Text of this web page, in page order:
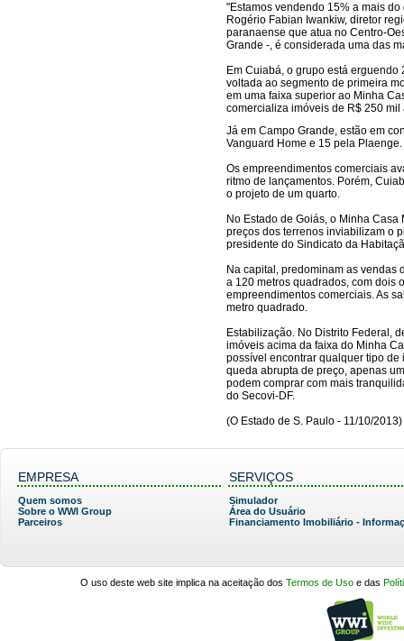
"Estamos vendendo 15% a mais
Rogério Fabian Iwankiw, diretor
paranaense que atua no Centro-
Grande -, é considerada uma das
Em Cuiabá, o grupo está
voltada ao segmento de primeira
em uma faixa superior ao Minha
comercializa imóveis de R$ 250 mil
Já em Campo Grande, estão em
Vanguard Home e 15 pela
Os empreendimentos comerciais
ritmo de lançamentos. Porém,
o projeto de um quarto.
No Estado de Goiás, o Minha
preços dos terrenos inviabilizam o
presidente do Sindicato da
Na capital, predominam as vendas
a 120 metros quadrados, com dois
empreendimentos comerciais. As
metro quadrado.
Estabilização. No Distrito Federal,
imóveis acima da faixa do Minha
possível encontrar qualquer tipo
queda abrupta de preço, apenas
podem comprar com mais
do Secovi-DF.
(O Estado de S. Paulo - 11/10/2013)
EMPRESA SERVIÇOS
Quem somos
Sobre o WWI Group
Parceiros
Simulador
Área do Usuário
Financiamento Imobiliário -
O uso deste web site implica na aceitação dos Termos de Uso e das